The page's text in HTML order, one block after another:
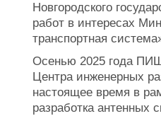
Новгородского
работ в интересах
транспортная
Осенью 2025 года
Центра инженерных
настоящее время в
разработка антенных